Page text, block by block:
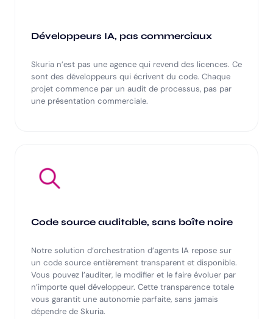
Développeurs IA, pas commerciaux
Skuria n’est pas une agence qui revend des licences. Ce
sont des développeurs qui écrivent du code. Chaque
projet commence par un audit de processus, pas par
une présentation commerciale.
Code source auditable, sans boîte noire
Notre solution d’orchestration d’agents IA repose sur
un code source entièrement transparent et disponible.
Vous pouvez l’auditer, le modifier et le faire évoluer par
n’importe quel développeur. Cette transparence totale
vous garantit une autonomie parfaite, sans jamais
dépendre de Skuria.